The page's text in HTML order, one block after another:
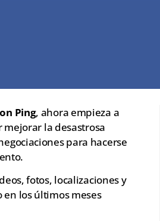
Ping, ahora empieza a
la desastrosa
para hacerse
fotos, localizaciones y
en los últimos meses